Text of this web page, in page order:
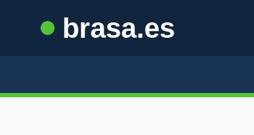
brasa.es